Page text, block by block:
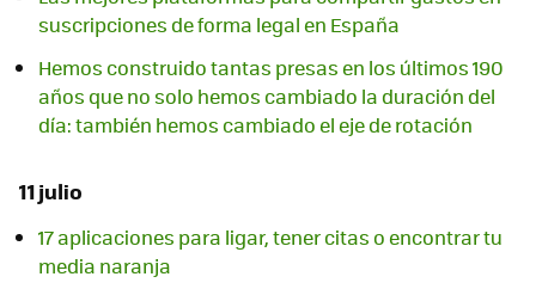
suscripciones de forma legal en España
Hemos construido tantas presas en los últimos 190
años que no solo hemos cambiado la duración del
día: también hemos cambiado el eje de rotación
11 julio
17 aplicaciones para ligar, tener citas o encontrar tu
media naranja